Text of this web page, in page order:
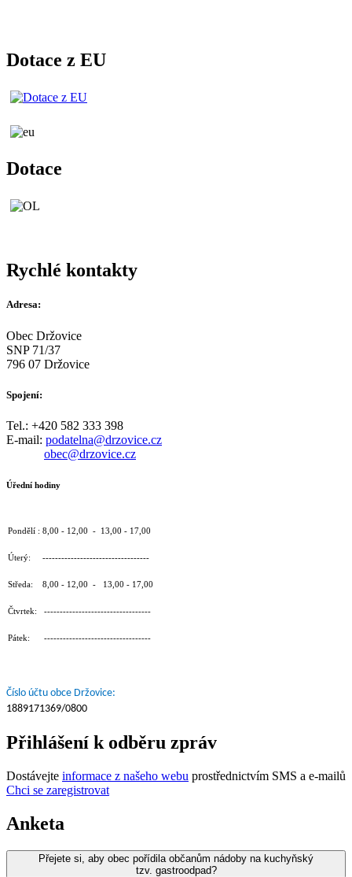
Dotace z EU
Dotace
Rychlé kontakty
Adresa:
Obec Držovice
SNP 71/37
796 07 Držovice
Spojení:
Tel.: +420 582 333 398
E-mail: podatelna@drzovice.cz
obec@drzovice.cz
Úřední hodiny
Pondělí : 8,00 - 12,00 - 13,00 - 17,00
Úterý: ----------------------------------
Středa: 8,00 - 12,00 - 13,00 - 17,00
Čtvrtek: ----------------------------------
Pátek: ----------------------------------
Číslo účtu obce Držovice:
1889171369/0800
Přihlášení k odběru zpráv
Dostávejte informace z našeho webu prostřednictvím SMS a e-mailů
Chci se zaregistrovat
Anketa
Přejete si, aby obec pořídila občanům nádoby na kuchyňský
tzv. gastroodpad?